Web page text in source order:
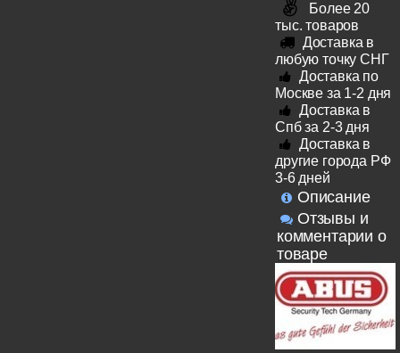
Более 20
тыс. товаров
Доставка в
любую точку СНГ
Доставка по
Москве за 1-2 дня
Доставка в
Спб за 2-3 дня
Доставка в
другие города РФ
3-6 дней
Описание
Отзывы и
комментарии о
товаре